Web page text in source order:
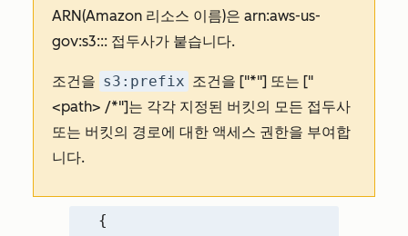
ARN(Amazon 리소스 이름)은 arn:aws-us-
gov:s3::: 접두사가 붙습니다.
조건을 s3:prefix 조건을 ["*"] 또는 ["
<path> /*"]는 각각 지정된 버킷의 모든 접두사
또는 버킷의 경로에 대한 액세스 권한을 부여합
니다.
{